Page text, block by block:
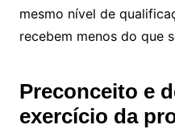
mesmo nível de
recebem menos do que
Preconceito e
exercício da